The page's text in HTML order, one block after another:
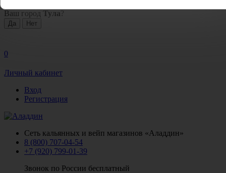
Ваш город Тула ?
0
Личный кабинет
Вход
Регистрация
Сеть кальянных и вейп магазинов «Аладдин»
8 (800) 707-04-54
+7 (920) 799-01-39
Звонок по России бесплатный